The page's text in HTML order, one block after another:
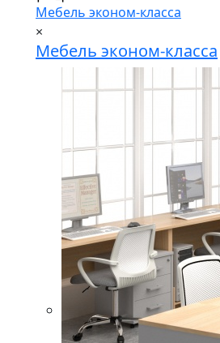
Мебель эконом-класса
×
Мебель эконом-класса